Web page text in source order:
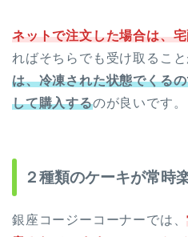
ネットで注文した場合は、
ればそちらでも受け取るこ
は、冷凍された状態でくる
して購入するのが良いです。
２種類のケーキが常時
銀座コージーコーナーでは、